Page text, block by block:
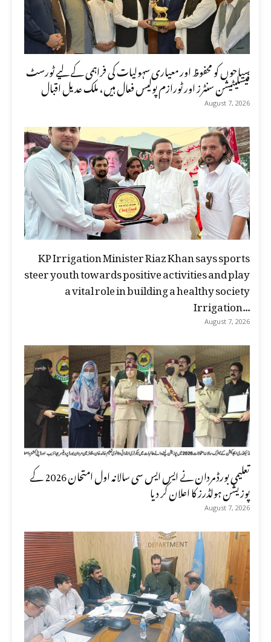
سیاحوں کو محفوظ اور معیاری سہولیات کی فراہمی کے لیے ٹورسٹ
فیسلیٹیشن سنٹرز اور ٹورازم پولیس فعال ہیں، ملک عدیل اقبال
August 7, 2026
KP Irrigation Minister Riaz Khan says sports
steer youth towards positive activities and play
a vital role in building a healthy society
Irrigation...
August 7, 2026
تعلیمی بورڈ مردان نے ایس ایس سی سالانہ اول امتحان 2026 کے
پوزیشن ہولڈرز کا اعلان کر دیا
August 7, 2026